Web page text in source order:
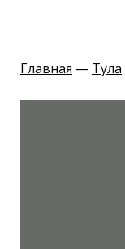
Главная — Тула